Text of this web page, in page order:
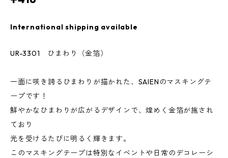
International shipping available
UR-3301 ひまわり（金箔）
一面に咲き誇るひまわりが描かれた、SAIENのマスキングテ
ープです！
鮮やかなひまわりが広がるデザインで、煌めく金箔が施され
ており
光を受けるたびに明るく輝きます。
このマスキングテープは特別なイベントや日常のデコレーシ